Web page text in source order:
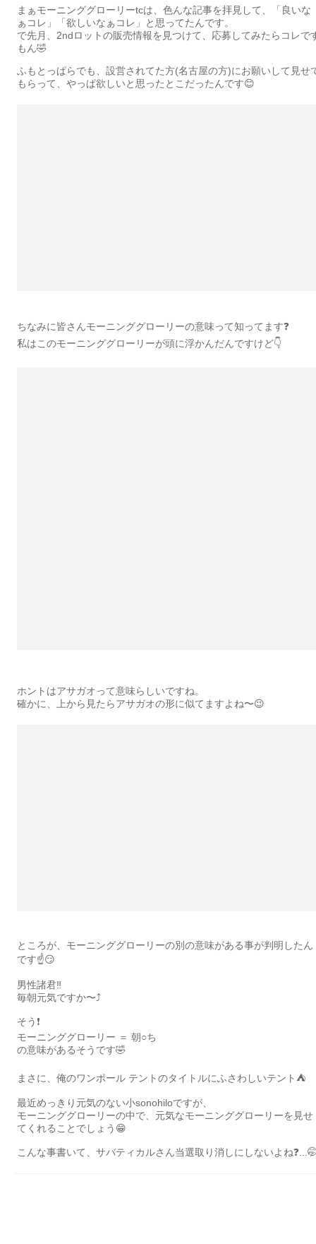
まぁモーニンググローリーtcは、色んな記事を拝見して、「良いな
ぁコレ」「欲しいなぁコレ」と思ってたんです。
で先月、2ndロットの販売情報を見つけて、応募してみたらコレで
もん🤣
ふもとっぱらでも、設営されてた方(名古屋の方)にお願いして見せ
もらって、やっぱ欲しいと思ったとこだったんです😊
ちなみに皆さんモーニンググローリーの意味って知ってます❓
私はこのモーニンググローリーが頭に浮かんだんですけど👇
ホントはアサガオって意味らしいですね。
確かに、上から見たらアサガオの形に似てますよね〜😉
ところが、モーニンググローリーの別の意味がある事が判明したん
です☝️😏
男性諸君‼️
毎朝元気ですか〜⤴️
そう❗️
モーニンググローリー ＝ 朝○ち
の意味があるそうです🤣
まさに、俺のワンポール テントのタイトルにふさわしいテント⛺️
最近めっきり元気のない小sonohiloですが、
モーニンググローリーの中で、元気なモーニンググローリーを見せ
てくれることでしょう😁
こんな事書いて、サバティカルさん当選取り消しにしないよね